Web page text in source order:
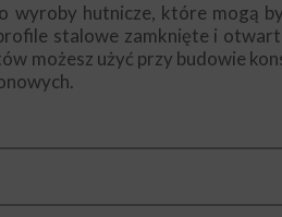
wyroby hutnicze, które mogą
stalowe zamknięte i
możesz użyć przy budowie